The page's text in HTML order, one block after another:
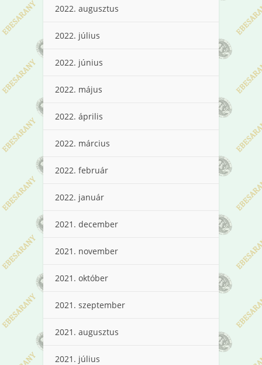
2022. augusztus
2022. július
2022. június
2022. május
2022. április
2022. március
2022. február
2022. január
2021. december
2021. november
2021. október
2021. szeptember
2021. augusztus
2021. július